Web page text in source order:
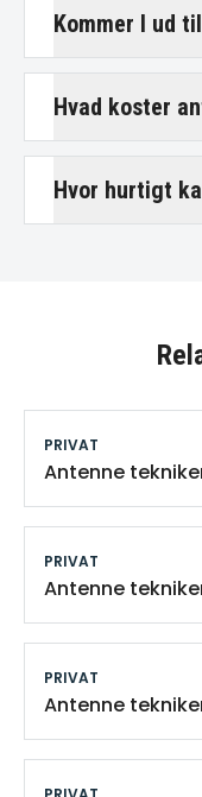
Kommer I ud
Hvad koster
Hvor hurtigt
PRIVAT
Antenne
PRIVAT
Antenne
PRIVAT
Antenne